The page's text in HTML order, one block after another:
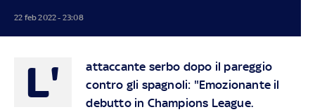
22 feb 2022 - 23:08
L'
attaccante serbo dopo il pareggio
contro gli spagnoli: "Emozionante il
debutto in Champions League.